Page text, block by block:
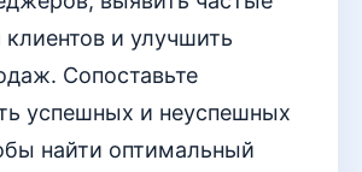
и улучшить
Сопоставьте
успешных и неуспешных
найти оптимальный